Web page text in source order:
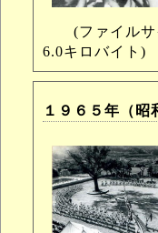
(ファイルサ
6.0キロバイト)
１９６５年（